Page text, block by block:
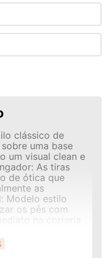
clássico de
uma base
um visual clean e
As tiras
de ótica que
as
Modelo estilo
os pés com
na correria
o peso
com total